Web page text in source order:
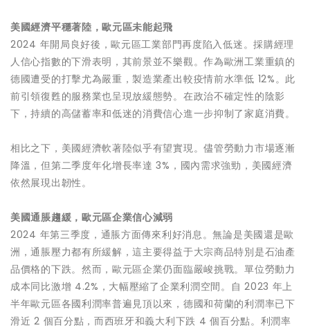
美國經濟平穩著陸，歐元區未能起飛
2024 年開局良好後，歐元區工業部門再度陷入低迷。採購經理
人信心指數的下滑表明，其前景並不樂觀。作為歐洲工業重鎮的
德國遭受的打擊尤為嚴重，製造業產出較疫情前水準低 12%。此
前引領復甦的服務業也呈現放緩態勢。在政治不確定性的陰影
下，持續的高儲蓄率和低迷的消費信心進一步抑制了家庭消費。
相比之下，美國經濟軟著陸似乎有望實現。儘管勞動力市場逐漸
降溫，但第二季度年化增長率達 3%，國內需求強勁，美國經濟
依然展現出韌性。
美國通脹趨緩，歐元區企業信心減弱
2024 年第三季度，通脹方面傳來利好消息。無論是美國還是歐
洲，通脹壓力都有所緩解，這主要得益于大宗商品特別是石油產
品價格的下跌。然而，歐元區企業仍面臨嚴峻挑戰。單位勞動力
成本同比激增 4.2%，大幅壓縮了企業利潤空間。自 2023 年上
半年歐元區各國利潤率普遍見頂以來，德國和荷蘭的利潤率已下
滑近 2 個百分點，而西班牙和義大利下跌 4 個百分點。利潤率